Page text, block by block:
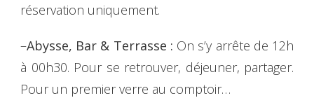
réservation uniquement.
–Abysse, Bar & Terrasse : On s’y arrête de 12h
à 00h30. Pour se retrouver, déjeuner, partager.
Pour un premier verre au comptoir…